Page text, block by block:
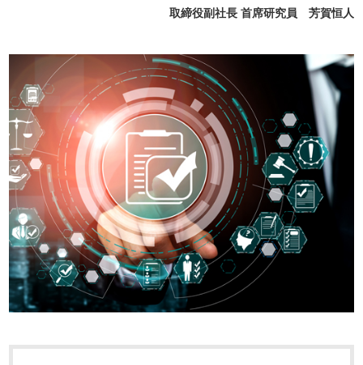
取締役副社長 首席研究員 芳賀恒人